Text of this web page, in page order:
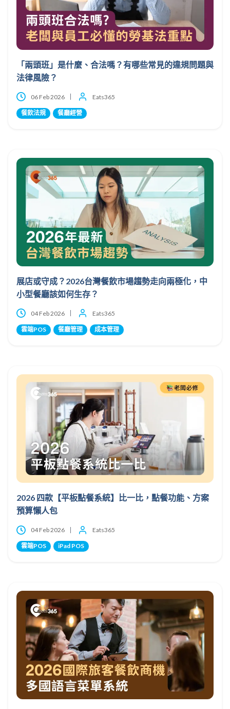
「兩頭班」是什麼、合法嗎？有哪些常見的違規問題與
法律風險？
06 Feb 2026 Eats365
餐飲法規 餐廳經營
展店或守成？2026台灣餐飲市場趨勢走向兩極化，中
小型餐廳該如何生存？
04 Feb 2026 Eats365
雲端POS 餐廳管理 成本管理
2026 四款【平板點餐系統】比一比，點餐功能、方案
預算懶人包
04 Feb 2026 Eats365
雲端POS iPad POS